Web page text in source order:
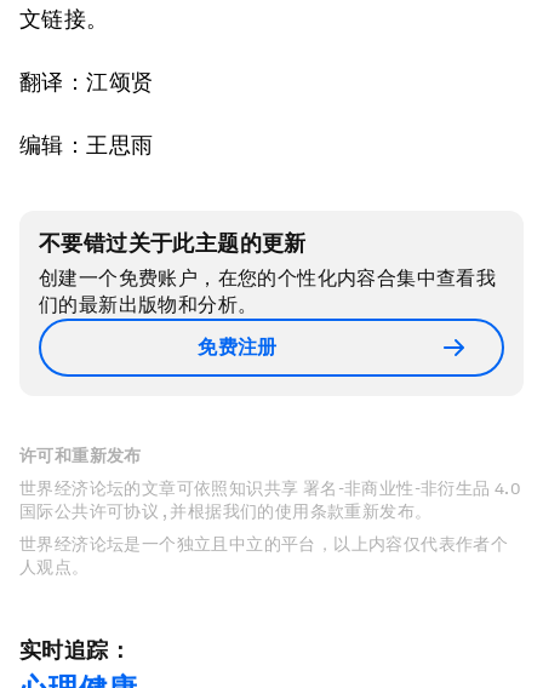
文链接。
翻译：江颂贤
编辑：王思雨
不要错过关于此主题的更新
创建一个免费账户，在您的个性化内容合集中查看我
们的最新出版物和分析。
免费注册
许可和重新发布
世界经济论坛的文章可依照知识共享 署名-非商业性-非衍生品 4.0
国际公共许可协议 , 并根据我们的使用条款重新发布。
世界经济论坛是一个独立且中立的平台，以上内容仅代表作者个
人观点。
实时追踪：